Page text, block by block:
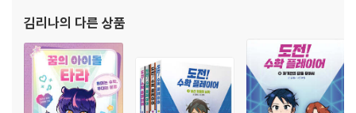
5. 측정 단위의 발달: 변하지 않는 측정 단위는 어떻게 정할까?
원시 시대의 측정 | 최초의 길이 단위, 풋 | 노아는 어떻게 방주를 만들었을
까? | 노아의 방주를 실제로 만들 수 있을까? | 이집트 사람들의 큐빗 사용
| 영국의 야드법 | 세계 공통의 기준, 미터법의 탄생 | 미터와 센티미터 | 킬
미국에서 Reading, Wr
김리나의 다른 상품